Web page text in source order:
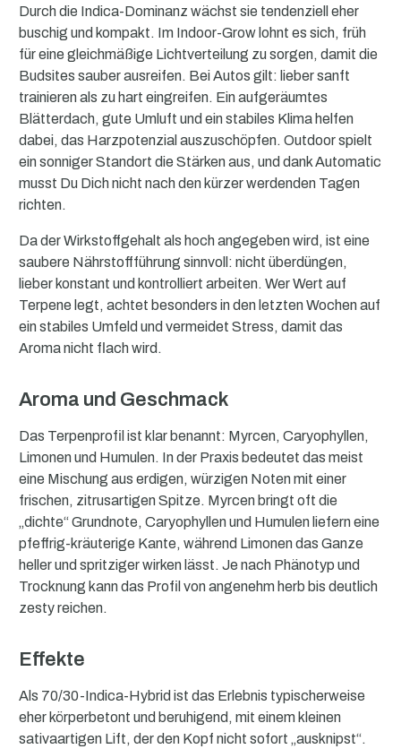
Durch die Indica-Dominanz wächst sie tendenziell eher
buschig und kompakt. Im Indoor-Grow lohnt es sich, früh
für eine gleichmäßige Lichtverteilung zu sorgen, damit die
Budsites sauber ausreifen. Bei Autos gilt: lieber sanft
trainieren als zu hart eingreifen. Ein aufgeräumtes
Blätterdach, gute Umluft und ein stabiles Klima helfen
dabei, das Harzpotenzial auszuschöpfen. Outdoor spielt
ein sonniger Standort die Stärken aus, und dank Automatic
musst Du Dich nicht nach den kürzer werdenden Tagen
richten.
Da der Wirkstoffgehalt als hoch angegeben wird, ist eine
saubere Nährstoffführung sinnvoll: nicht überdüngen,
lieber konstant und kontrolliert arbeiten. Wer Wert auf
Terpene legt, achtet besonders in den letzten Wochen auf
ein stabiles Umfeld und vermeidet Stress, damit das
Aroma nicht flach wird.
Aroma und Geschmack
Das Terpenprofil ist klar benannt: Myrcen, Caryophyllen,
Limonen und Humulen. In der Praxis bedeutet das meist
eine Mischung aus erdigen, würzigen Noten mit einer
frischen, zitrusartigen Spitze. Myrcen bringt oft die
„dichte“ Grundnote, Caryophyllen und Humulen liefern eine
pfeffrig-kräuterige Kante, während Limonen das Ganze
heller und spritziger wirken lässt. Je nach Phänotyp und
Trocknung kann das Profil von angenehm herb bis deutlich
zesty reichen.
Effekte
Als 70/30-Indica-Hybrid ist das Erlebnis typischerweise
eher körperbetont und beruhigend, mit einem kleinen
sativaartigen Lift, der den Kopf nicht sofort „ausknipst“.